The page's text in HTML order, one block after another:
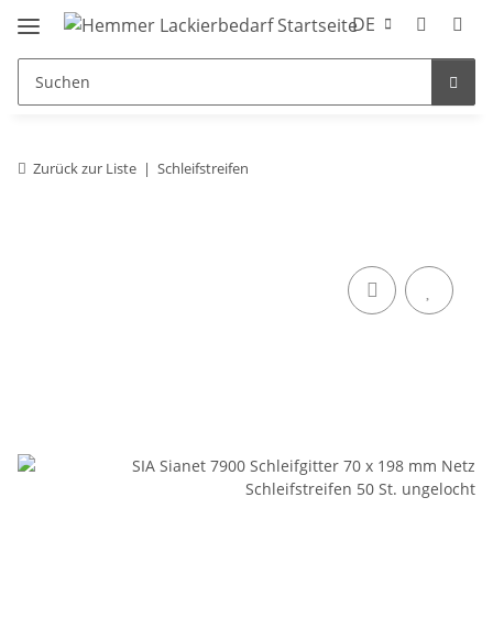
DE
Zurück zur Liste Schleifstreifen